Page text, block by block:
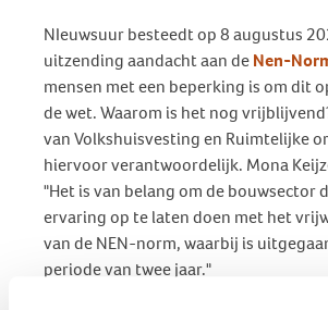
NIeuwsuur besteedt op 8 augustus
uitzending aandacht aan deNen-
mensen met een beperking is om dit
de wet. Waarom is het nog
van Volkshuisvesting en Ruimtelijke
hiervoor verantwoordelijk. Mona
"Het is van belang om de bouwsector
ervaring op te laten doen met het
van de NEN-norm, waarbij is
periode van twee jaar."